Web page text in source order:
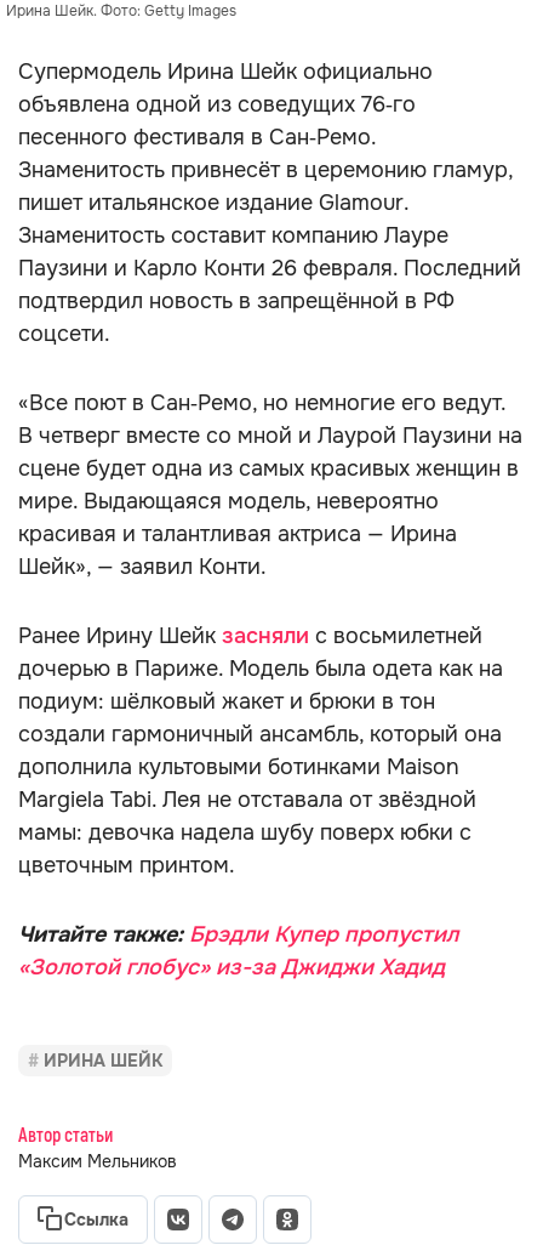
Ирина Шейк. Фото: Getty Images
Супермодель Ирина Шейк официально
объявлена одной из соведущих 76‑го
песенного фестиваля в Сан‑Ремо.
Знаменитость привнесёт в церемонию гламур,
пишет итальянское издание Glamour.
Знаменитость составит компанию Лауре
Паузини и Карло Конти 26 февраля. Последний
подтвердил новость в запрещённой в РФ
соцсети.
«Все поют в Сан‑Ремо, но немногие его ведут.
В четверг вместе со мной и Лаурой Паузини на
сцене будет одна из самых красивых женщин в
мире. Выдающаяся модель, невероятно
красивая и талантливая актриса — Ирина
Шейк», — заявил Конти.
Ранее Ирину Шейк засняли с восьмилетней
дочерью в Париже. Модель была одета как на
подиум: шёлковый жакет и брюки в тон
создали гармоничный ансамбль, который она
дополнила культовыми ботинками Maison
Margiela Tabi. Лея не отставала от звёздной
мамы: девочка надела шубу поверх юбки с
цветочным принтом.
Читайте также: Брэдли Купер пропустил
«Золотой глобус» из-за Джиджи Хадид
ИРИНА ШЕЙК
Автор статьи
Максим Мельников
Ссылка